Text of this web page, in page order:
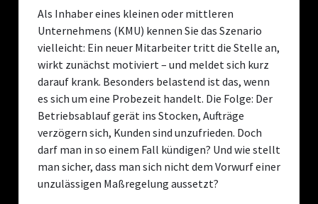
Als Inhaber eines kleinen oder mittleren
Unternehmens (KMU) kennen Sie das Szenario
vielleicht: Ein neuer Mitarbeiter tritt die Stelle an,
wirkt zunächst motiviert – und meldet sich kurz
darauf krank. Besonders belastend ist das, wenn
es sich um eine Probezeit handelt. Die Folge: Der
Betriebsablauf gerät ins Stocken, Aufträge
verzögern sich, Kunden sind unzufrieden. Doch
darf man in so einem Fall kündigen? Und wie stellt
man sicher, dass man sich nicht dem Vorwurf einer
unzulässigen Maßregelung aussetzt?